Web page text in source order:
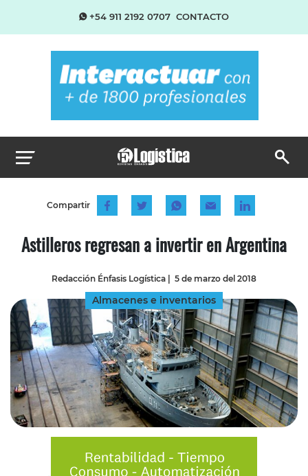
+54 911 2192 0707 CONTACTO
Compartir
Astilleros regresan a invertir en Argentina
Redacción Énfasis Logística | 5 de marzo del 2018
Almacenes e inventarios